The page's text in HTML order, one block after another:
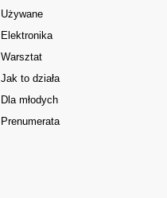
Używane
Elektronika
Warsztat
Jak to działa
Dla młodych
Prenumerata